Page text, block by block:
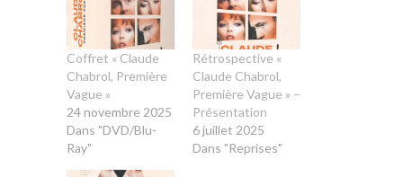
Coffret « Claude
Chabrol, Première
Vague »
24 novembre 2025
Dans "DVD/Blu-
Ray"
Rétrospective «
Claude Chabrol,
Première Vague » –
Présentation
6 juillet 2025
Dans "Reprises"